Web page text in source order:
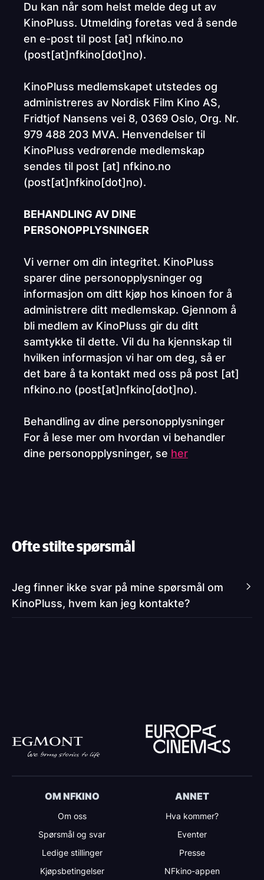
Du kan når som helst melde deg ut av
KinoPluss. Utmelding foretas ved å sende
en e-post til post [at] nfkino.no
(post[at]nfkino[dot]no).
KinoPluss medlemskapet utstedes og
administreres av Nordisk Film Kino AS,
Fridtjof Nansens vei 8, 0369 Oslo, Org. Nr.
979 488 203 MVA. Henvendelser til
KinoPluss vedrørende medlemskap
sendes til post [at] nfkino.no
(post[at]nfkino[dot]no).
BEHANDLING AV DINE
PERSONOPPLYSNINGER
Vi verner om din integritet. KinoPluss
sparer dine personopplysninger og
informasjon om ditt kjøp hos kinoen for å
administrere ditt medlemskap. Gjennom å
bli medlem av KinoPluss gir du ditt
samtykke til dette. Vil du ha kjennskap til
hvilken informasjon vi har om deg, så er
det bare å ta kontakt med oss på post [at]
nfkino.no (post[at]nfkino[dot]no).
Behandling av dine personopplysninger
For å lese mer om hvordan vi behandler
dine personopplysninger, se her
Ofte stilte spørsmål
Jeg finner ikke svar på mine spørsmål om
KinoPluss, hvem kan jeg kontakte?
OM NFKINO
Om oss
Spørsmål og svar
Ledige stillinger
Kjøpsbetingelser
ANNET
Hva kommer?
Eventer
Presse
NFkino-appen